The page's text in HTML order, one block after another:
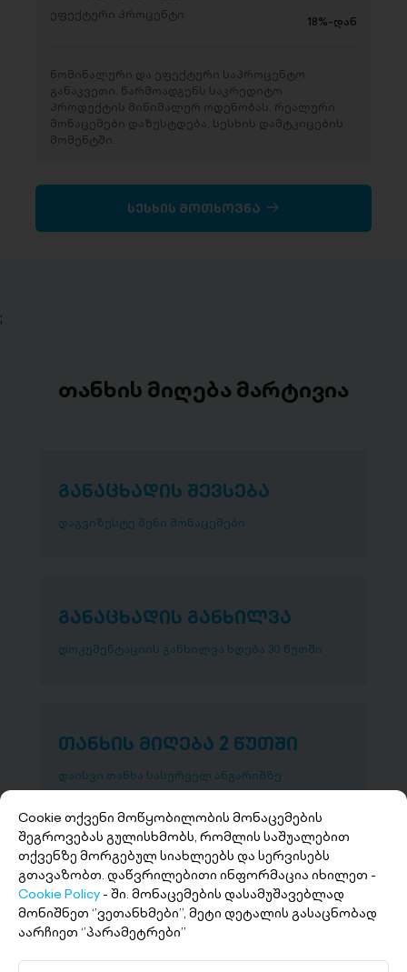
ეფექტური პროცენტი
18%-დან
ნომინალური და ეფექტური საპროცენტო
განაკვეთი, წარმოადგენს საკრედიტო
პროდუქტის მინიმალურ ოდენობას. რეალური
მონაცემები დაზუსტდება, სესხის დამტკიცების
მომენტში.
სესხის მოთხოვნა
;
თანხის მიღება მარტივია
განაცხადის შევსება
დაგვიზუსტე შენი მონაცემები
განაცხადის განხილვა
დოკუმენტაციის განხილვა ხდება 30 წუთში
თანხის მიღება 2 წუთში
დაისვი თანხა სასურველ ანგარიშზე
Cookie თქვენი მოწყობილობის მონაცემების
შეგროვებას გულისხმობს, რომლის საშუალებით
თქვენზე მორგებულ სიახლეებს და სერვისებს
გთავაზობთ. დაწვრილებითი ინფორმაცია იხილეთ -
Cookie Policy - ში. მონაცემების დასამუშავებლად
მონიშნეთ ‘’ვეთანხმები’’, მეტი დეტალის გასაცნობად
აარჩიეთ ‘’პარამეტრები’’